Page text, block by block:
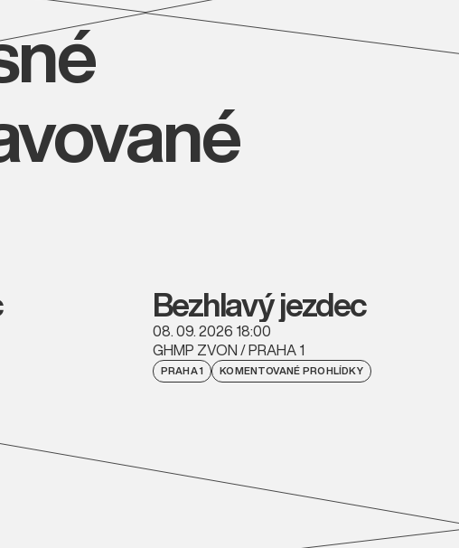
Bezhlavý jezdec
08. 09. 2026 18:00
GHMP ZVON / PRAHA 1
PRAHA 1 KOMENTOVANÉ PROHLÍDKY